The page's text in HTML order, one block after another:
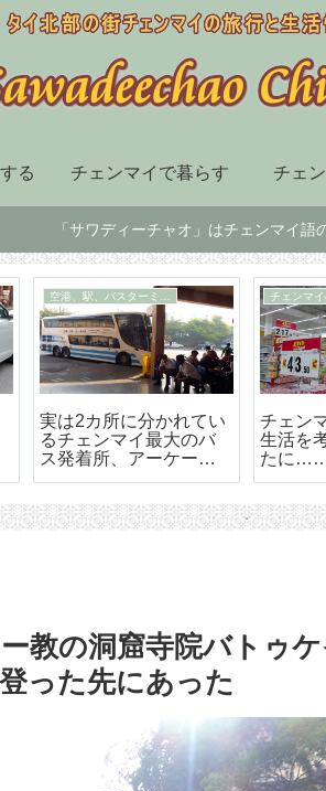
る チェンマイで暮らす チェ
「サワディーチャオ」はチェンマイ語
チェンマイ市内の移動手段
BTSも地下鉄もないチ
ェンマイはソンテウで
の移動が便利で楽しい
チェン
のショ
ー「セ
教の洞窟寺院バトゥケ
った先にあった